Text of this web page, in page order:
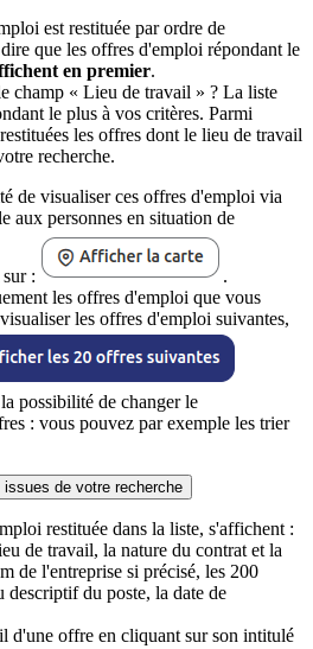
est restituée par ordre de
que les offres d'emploi répondant le
en premier.
champ « Lieu de travail » ? La liste
le plus à vos critères. Parmi
les offres dont le lieu de travail
recherche.
de visualiser ces offres d'emploi via
aux personnes en situation de
:
.
les offres d'emploi que vous
les offres d'emploi suivantes,
possibilité de changer le
: vous pouvez par exemple les trier
de votre recherche
restituée dans la liste, s'affichent :
de travail, la nature du contrat et la
de l'entreprise si précisé, les 200
descriptif du poste, la date de
d'une offre en cliquant sur son intitulé